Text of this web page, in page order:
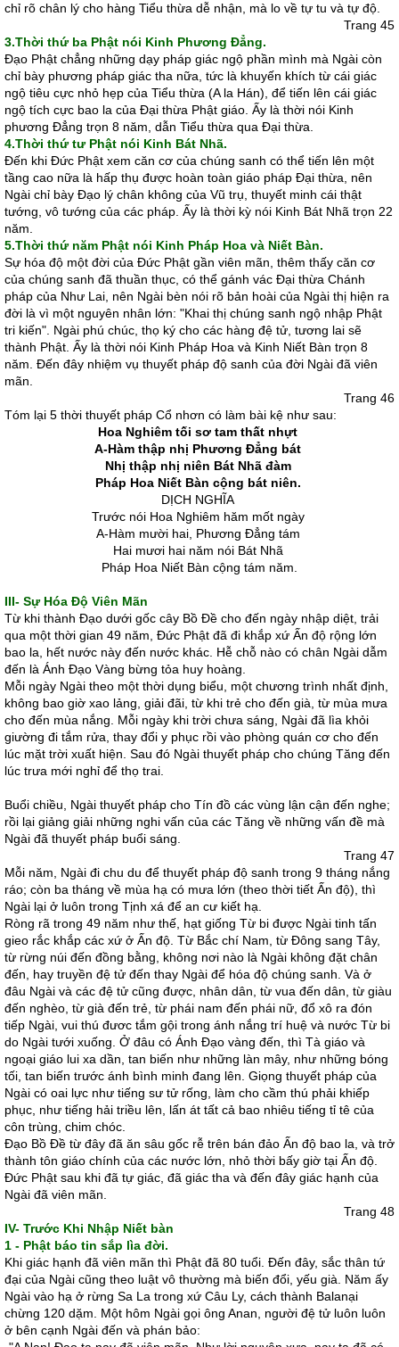
chỉ rõ chân lý cho hàng Tiểu thừa dễ nhận, mà lo về tự tu và tự độ.
Trang 45
3.Thời thứ ba Phật nói Kinh Phương Ðẳng.
Ðạo Phật chẳng những dạy pháp giác ngộ phần mình mà Ngài còn
chỉ bày phương pháp giác tha nữa, tức là khuyến khích từ cái giác
ngộ tiêu cực nhỏ hẹp của Tiểu thừa (A la Hán), để tiến lên cái giác
ngộ tích cực bao la của Ðại thừa Phật giáo. Ấy là thời nói Kinh
phương Ðẳng trọn 8 năm, dẫn Tiểu thừa qua Ðại thừa.
4.Thời thứ tư Phật nói Kinh Bát Nhã.
Ðến khi Ðức Phật xem căn cơ của chúng sanh có thể tiến lên một
tầng cao nữa là hấp thụ được hoàn toàn giáo pháp Ðại thừa, nên
Ngài chỉ bày Ðạo lý chân không của Vũ trụ, thuyết minh cái thật
tướng, vô tướng của các pháp. Ấy là thời kỳ nói Kinh Bát Nhã trọn 22
năm.
5.Thời thứ năm Phật nói Kinh Pháp Hoa và Niết Bàn.
Sự hóa độ một đời của Ðức Phật gần viên mãn, thêm thấy căn cơ
của chúng sanh đã thuần thục, có thể gánh vác Ðại thừa Chánh
pháp của Như Lai, nên Ngài bèn nói rõ bản hoài của Ngài thị hiện ra
đời là vì một nguyên nhân lớn: "Khai thị chúng sanh ngộ nhập Phật
tri kiến". Ngài phú chúc, thọ ký cho các hàng đệ tử, tương lai sẽ
thành Phật. Ấy là thời nói Kinh Pháp Hoa và Kinh Niết Bàn trọn 8
năm. Ðến đây nhiệm vụ thuyết pháp độ sanh của đời Ngài đã viên
mãn.
Trang 46
Tóm lại 5 thời thuyết pháp Cổ nhơn có làm bài kệ như sau:
Hoa Nghiêm tối sơ tam thất nhựt
A-Hàm thập nhị Phương Ðẳng bát
Nhị thập nhị niên Bát Nhã đàm
Pháp Hoa Niết Bàn cộng bát niên.
DỊCH NGHĨA
Trước nói Hoa Nghiêm hăm mốt ngày
A-Hàm mười hai, Phương Ðẳng tám
Hai mươi hai năm nói Bát Nhã
Pháp Hoa Niết Bàn cộng tám năm.
III- Sự Hóa Ðộ Viên Mãn
Từ khi thành Ðạo dưới gốc cây Bồ Ðề cho đến ngày nhập diệt, trải
qua một thời gian 49 năm, Ðức Phật đã đi khắp xứ Ấn độ rộng lớn
bao la, hết nước này đến nước khác. Hễ chỗ nào có chân Ngài dẫm
đến là Ánh Ðạo Vàng bừng tỏa huy hoàng.
Mỗi ngày Ngài theo một thời dụng biểu, một chương trình nhất định,
không bao giờ xao lảng, giải đãi, từ khi trẻ cho đến già, từ mùa mưa
cho đến mùa nắng. Mỗi ngày khi trời chưa sáng, Ngài đã lìa khỏi
giường đi tắm rửa, thay đổi y phục rồi vào phòng quán cơ cho đến
lúc mặt trời xuất hiện. Sau đó Ngài thuyết pháp cho chúng Tăng đến
lúc trưa mới nghỉ để thọ trai.
Buổi chiều, Ngài thuyết pháp cho Tín đồ các vùng lận cận đến nghe;
rồi lại giảng giải những nghi vấn của các Tăng về những vấn đề mà
Ngài đã thuyết pháp buổi sáng.
Trang 47
Mỗi năm, Ngài đi chu du để thuyết pháp độ sanh trong 9 tháng nắng
ráo; còn ba tháng về mùa hạ có mưa lớn (theo thời tiết Ấn độ), thì
Ngài lại ở luôn trong Tịnh xá để an cư kiết hạ.
Ròng rã trong 49 năm như thế, hạt giống Từ bi được Ngài tinh tấn
gieo rắc khắp các xứ ở Ấn độ. Từ Bắc chí Nam, từ Ðông sang Tây,
từ rừng núi đến đồng bằng, không nơi nào là Ngài không đặt chân
đến, hay truyền đệ tử đến thay Ngài để hóa độ chúng sanh. Và ở
đâu Ngài và các đệ tử cũng được, nhân dân, từ vua đến dân, từ giàu
đến nghèo, từ già đến trẻ, từ phái nam đến phái nữ, đổ xô ra đón
tiếp Ngài, vui thú đươc tắm gội trong ánh nắng trí huệ và nước Từ bi
do Ngài tưới xuống. Ở đâu có Ánh Ðạo vàng đến, thì Tà giáo và
ngoại giáo lui xa dần, tan biến như những làn mây, như những bóng
tối, tan biến trước ánh bình minh đang lên. Giọng thuyết pháp của
Ngài có oai lực như tiếng sư tử rống, làm cho cầm thú phải khiếp
phục, như tiếng hải triều lên, lấn át tất cả bao nhiêu tiếng tỉ tê của
côn trùng, chim chóc.
Ðạo Bồ Ðề từ đây đã ăn sâu gốc rễ trên bán đảo Ấn độ bao la, và trở
thành tôn giáo chính của các nước lớn, nhỏ thời bấy giờ tại Ấn độ.
Ðức Phật sau khi đã tự giác, đã giác tha và đến đây giác hạnh của
Ngài đã viên mãn.
Trang 48
IV- Trước Khi Nhập Niết bàn
1 - Phật báo tin sắp lìa đời.
Khi giác hạnh đã viên mãn thì Phật đã 80 tuổi. Ðến đây, sắc thân tứ
đại của Ngài cũng theo luật vô thường mà biến đổi, yếu già. Năm ấy
Ngài vào hạ ở rừng Sa La trong xứ Câu Ly, cách thành Balanại
chừng 120 dặm. Một hôm Ngài gọi ông Anan, người đệ tử luôn luôn
ở bên cạnh Ngài đến và phán bảo: